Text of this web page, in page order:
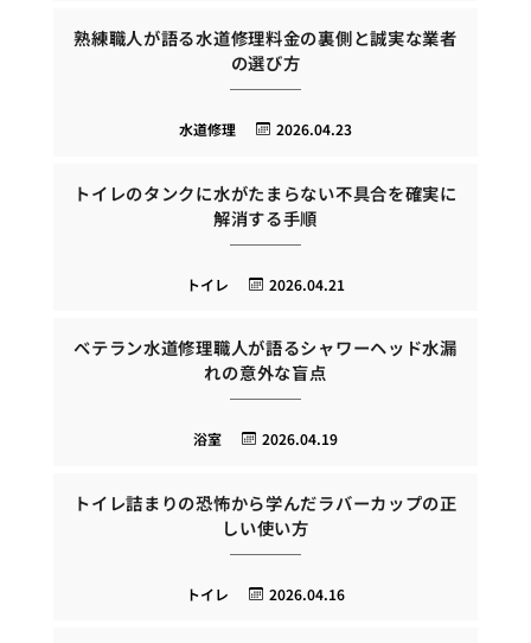
熟練職人が語る水道修理料金の裏側と誠実な業者
の選び方
2026.04.23
水道修理
トイレのタンクに水がたまらない不具合を確実に
解消する手順
2026.04.21
トイレ
ベテラン水道修理職人が語るシャワーヘッド水漏
れの意外な盲点
2026.04.19
浴室
トイレ詰まりの恐怖から学んだラバーカップの正
しい使い方
2026.04.16
トイレ